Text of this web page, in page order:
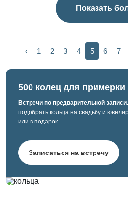
Показать
‹ 1 2 3 4 5 6 7
500 колец для
Встречи по предварительной записи.
подобрать кольца на свадьбу и
или в подарок
Записаться на встречу